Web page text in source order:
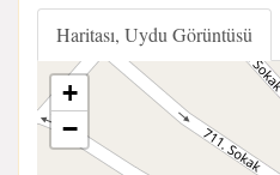
Haritası, Uydu Görüntüsü
+
−